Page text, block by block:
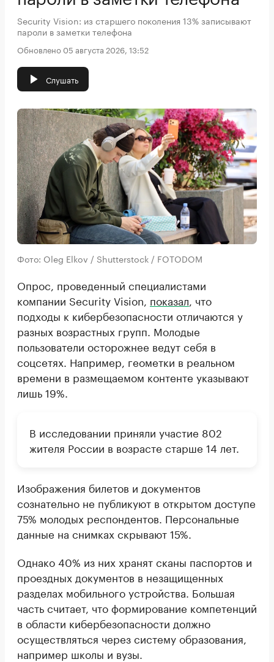
Security Vision: из старшего поколения 13% записывают
пароли в заметки телефона
Обновлено 05 августа 2026, 13:52
Слушать
Фото: Oleg Elkov / Shutterstock / FOTODOM
Опрос, проведенный специалистами
компании Security Vision, показал , что
подходы к кибербезопасности отличаются у
разных возрастных групп. Молодые
пользователи осторожнее ведут себя в
соцсетях. Например, геометки в реальном
времени в размещаемом контенте указывают
лишь 19%.
В исследовании приняли участие 802
жителя России в возрасте старше 14 лет.
Изображения билетов и документов
сознательно не публикуют в открытом доступе
75% молодых респондентов. Персональные
данные на снимках скрывают 15%.
Однако 40% из них хранят сканы паспортов и
проездных документов в незащищенных
разделах мобильного устройства. Большая
часть считает, что формирование компетенций
в области кибербезопасности должно
осуществляться через систему образования,
например школы и вузы.